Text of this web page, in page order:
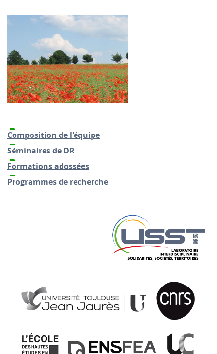
Composition de l'équipe
Séminaires de DR
Formations adossées
Programmes de recherche